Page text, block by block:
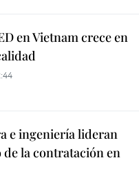
en Vietnam crece en
e ingeniería lideran
la contratación en